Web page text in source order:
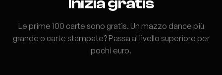
Inizia gratis
Le prime 100 carte sono gratis. Un mazzo dance più
grande o carte stampate? Passa al livello superiore per
pochi euro.